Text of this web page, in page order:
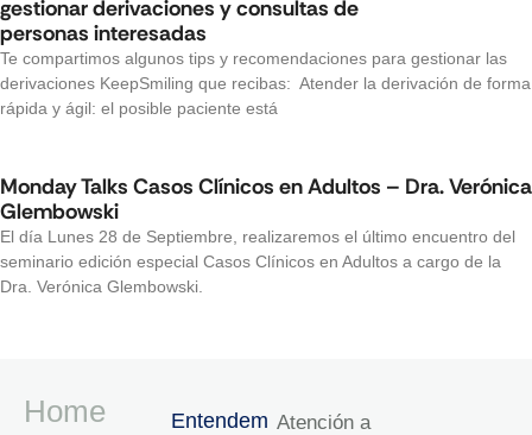
gestionar derivaciones y consultas de
personas interesadas
Te compartimos algunos tips y recomendaciones para gestionar las
derivaciones KeepSmiling que recibas: Atender la derivación de forma
rápida y ágil: el posible paciente está
Monday Talks Casos Clínicos en Adultos – Dra. Verónica
Glembowski
El día Lunes 28 de Septiembre, realizaremos el último encuentro del
seminario edición especial Casos Clínicos en Adultos a cargo de la
Dra. Verónica Glembowski.
Home
Entendem Atención a